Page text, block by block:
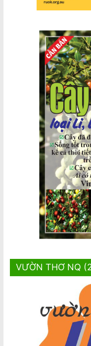
VƯỜN THƠ NQ